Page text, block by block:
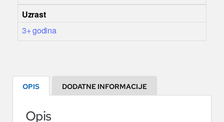
Uzrast
3+ godina
OPIS DODATNE INFORMACIJE
Opis